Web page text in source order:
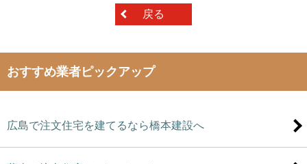
戻る
おすすめ業者ピックアップ
広島で注文住宅を建てるなら橋本建設へ